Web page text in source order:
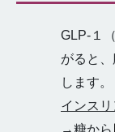
GLP-１
がると
します。
インス
→糖から